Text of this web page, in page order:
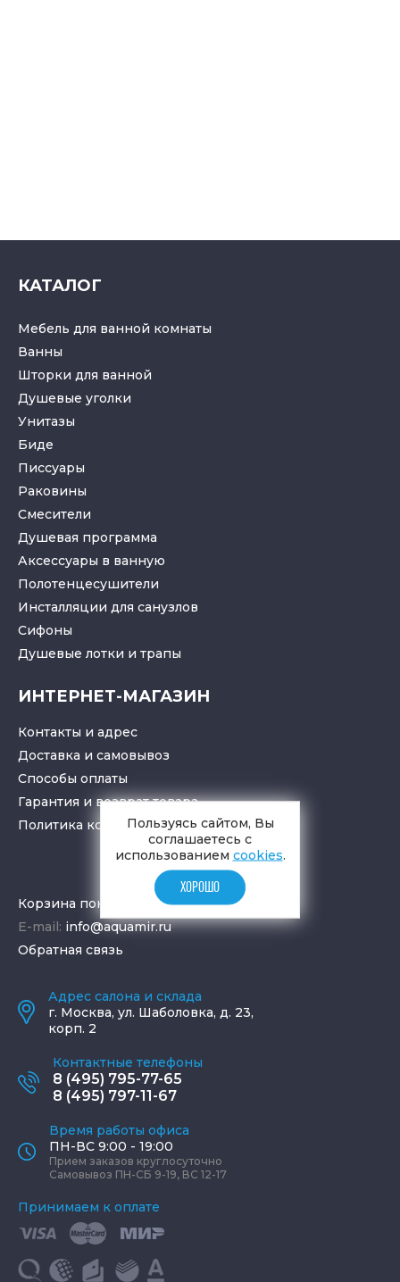
КАТАЛОГ
Мебель для ванной комнаты
Ванны
Шторки для ванной
Душевые уголки
Унитазы
Биде
Писсуары
Раковины
Смесители
Душевая программа
Аксессуары в ванную
Полотенцесушители
Инсталляции для санузлов
Cифоны
Душевые лотки и трапы
ИНТЕРНЕТ-МАГАЗИН
Контакты и адрес
Доставка и самовывоз
Способы оплаты
Гарантия и возврат товара
Политика конфиденциальности
Корзина покупок
E-mail: info@aquamir.ru
Обратная связь
Адрес салона и склада
г. Москва, ул. Шаболовка, д. 23,
корп. 2
Контактные телефоны
8 (495) 795-77-65
8 (495) 797-11-67
Время работы офиса
ПН-ВС 9:00 - 19:00
Прием заказов круглосуточно
Самовывоз ПН-СБ 9-19, ВС 12-17
Принимаем к оплате
Пользуясь сайтом, Вы
соглашаетесь с
использованием cookies.
ХОРОШО